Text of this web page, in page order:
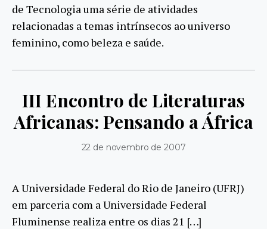
de Tecnologia uma série de atividades
relacionadas a temas intrínsecos ao universo
feminino, como beleza e saúde.
III Encontro de Literaturas
Africanas: Pensando a África
22 de novembro de 2007
A Universidade Federal do Rio de Janeiro (UFRJ)
em parceria com a Universidade Federal
Fluminense realiza entre os dias 21 […]